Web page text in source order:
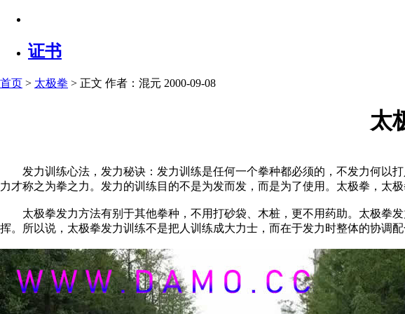
证书
首页 > 太极拳 > 正文 作者：混元 2000-09-08
太
发力训练心法，发力秘诀：发力训练是任何一个拳种都必须的，不发力何以打
力才称之为拳之力。发力的训练目的不是为发而发，而是为了使用。太极拳，太
太极拳发力方法有别于其他拳种，不用打砂袋、木桩，更不用药助。太极拳
挥。所以说，太极拳发力训练不是把人训练成大力士，而在于发力时整体的协调